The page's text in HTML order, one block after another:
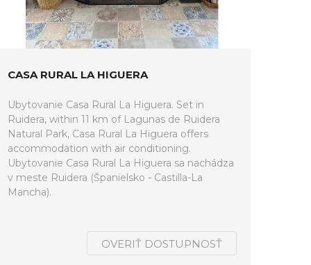
CASA RURAL LA HIGUERA
Ubytovanie Casa Rural La Higuera. Set in
Ruidera, within 11 km of Lagunas de Ruidera
Natural Park, Casa Rural La Higuera offers
accommodation with air conditioning.
Ubytovanie Casa Rural La Higuera sa nachádza
v meste Ruidera (Španielsko - Castilla-La
Mancha).
OVERIŤ DOSTUPNOSŤ